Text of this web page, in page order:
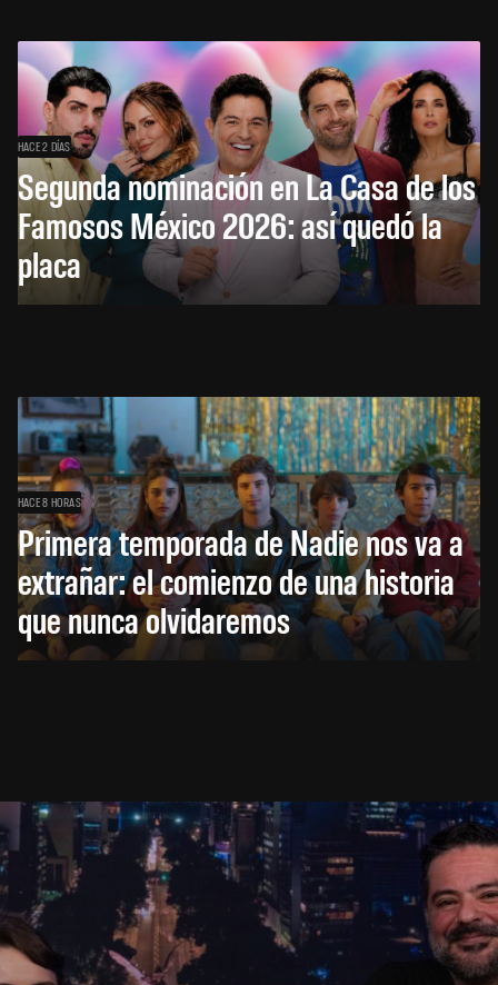
HACE 2 DÍAS
Segunda nominación en La Casa de los
Famosos México 2026: así quedó la
placa
HACE 8 HORAS
Primera temporada de Nadie nos va a
extrañar: el comienzo de una historia
que nunca olvidaremos